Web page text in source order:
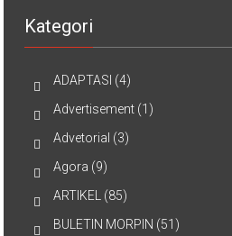
Kategori
ADAPTASI (4)
Advertisement (1)
Advetorial (3)
Agora (9)
ARTIKEL
(85)
BULETIN MORPIN (51)